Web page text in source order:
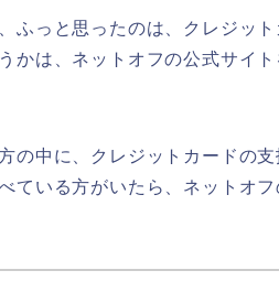
ふっと思ったのは、クレジッ
かは、ネットオフの公式サイ
の中に、クレジットカードの
ている方がいたら、ネットオ